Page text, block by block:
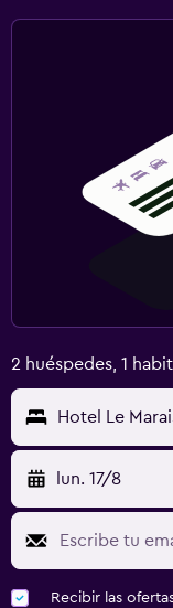
2 huéspedes, 1
Hotel Le
lun. 17/8
Recibir las